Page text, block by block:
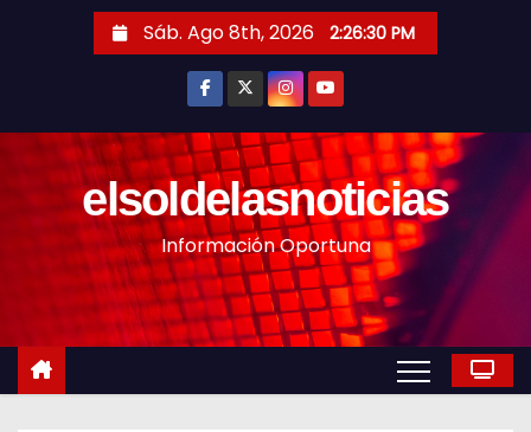
n
Sáb. Ago 8th, 2026 2:26:32 PM
elsoldelasnoticias
Información Oportuna